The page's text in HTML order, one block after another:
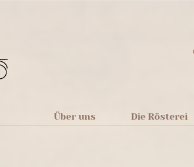
Über uns Die Rösterei